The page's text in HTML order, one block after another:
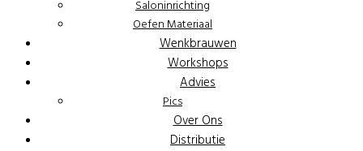
Saloninrichting
Oefen Materiaal
Wenkbrauwen
Workshops
Advies
Pics
Over Ons
Distributie